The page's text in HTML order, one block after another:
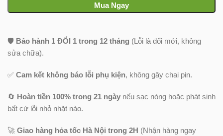
Mua Ngay
🛡️ Bảo hành 1 ĐỔI 1 trong 12 tháng (Lỗi là đổi mới, không
sửa chữa).
✅Cam kết không báo lỗi phụ kiện, không gây chai pin.
🔄 Hoàn tiền 100% trong 21 ngày nếu sạc nóng hoặc phát sinh
bất cứ lỗi nhỏ nhặt nào.
🚀Giao hàng hỏa tốc Hà Nội trong 2H (Nhận hàng ngay